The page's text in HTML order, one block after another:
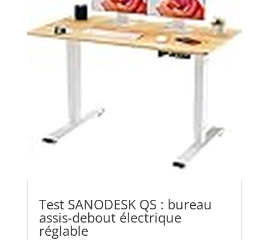
Test SANODESK QS : bureau
assis-debout électrique
réglable